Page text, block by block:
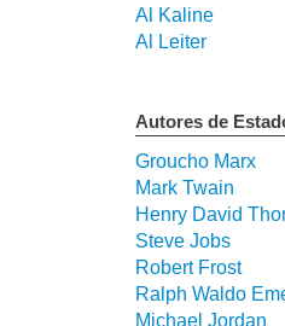
Al Kaline
Al Leiter
Autores de
Groucho Marx
Mark Twain
Henry David
Steve Jobs
Robert Frost
Ralph Waldo
Michael Jordan